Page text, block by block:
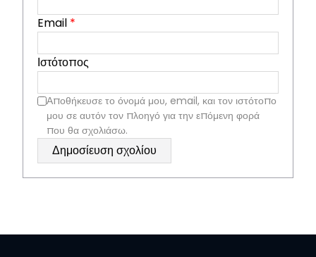
Email *
Ιστότοπος
Αποθήκευσε το όνομά μου, email, και τον ιστότοπο
μου σε αυτόν τον πλοηγό για την επόμενη φορά
που θα σχολιάσω.